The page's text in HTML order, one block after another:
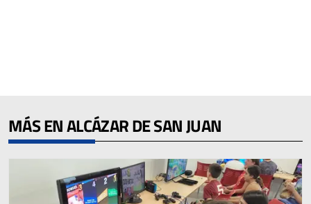
MÁS EN ALCÁZAR DE SAN JUAN